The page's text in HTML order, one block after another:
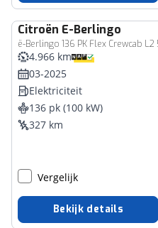
Citroën E-Berlingo
Bedrijfswagen
4.966 km
03-2025
Elektriciteit
136 pk (100 kW)
327 km
Vergelijk
Bekijk details